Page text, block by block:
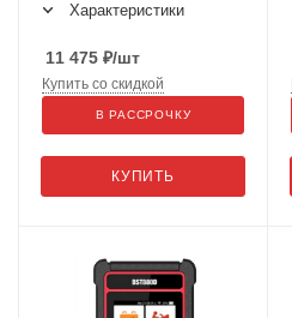
Характеристики
11 475 ₽/шт
КУПИТЬ
Купить со скидкой
В РАССРОЧКУ